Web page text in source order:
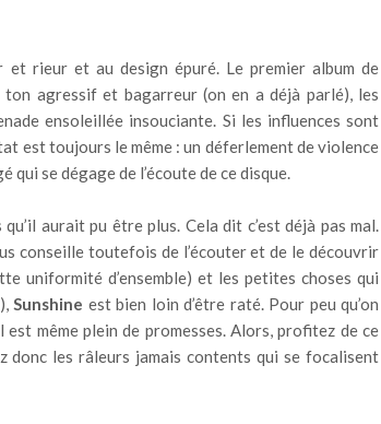
rieur et au design épuré. Le premier album de
ton agressif et bagarreur (on en a déjà parlé), les
ensoleillée insouciante. Si les influences sont
est toujours le même : un déferlement de violence
se dégage de l’écoute de ce disque.
aurait pu être plus. Cela dit c’est déjà pas mal.
conseille toutefois de l’écouter et de le découvrir
uniformité d’ensemble) et les petites choses qui
Sunshine est bien loin d’être raté. Pour peu qu’on
même plein de promesses. Alors, profitez de ce
donc les râleurs jamais contents qui se focalisent